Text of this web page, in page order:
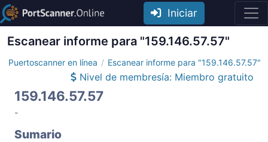
Iniciar
Escanear informe para "159.146.57.57"
Puertoscanner en línea Escanear informe para "159.146.57.57"
Nivel de membresía: Miembro gratuito
159.146.57.57
-
Sumario